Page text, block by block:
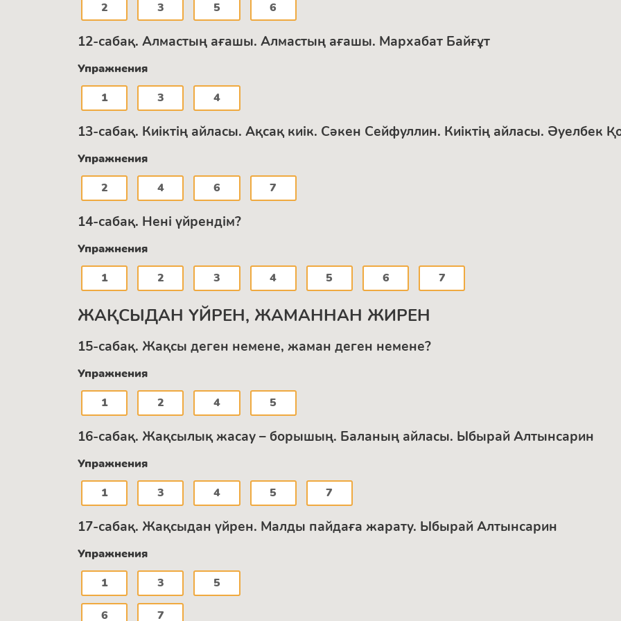
2
3 5 6
12-сабақ. Алмастың ағашы. Алмастың ағашы. Мархабат Байғұт
Упражнения
1
3 4
13-сабақ. Киіктің айласы. Ақсақ киік. Сәкен Сейфуллин. Киіктің айласы. Әуелбек
Упражнения
2
4 6 7
14-сабақ. Нені үйрендім?
Упражнения
1
2 3 4 5 6 7
ЖАҚСЫДАН ҮЙРЕН, ЖАМАННАН ЖИРЕН
15-сабақ. Жақсы деген немене, жаман деген немене?
Упражнения
1
2 4 5
16-сабақ. Жақсылық жасау – борышың. Баланың айласы. Ыбырай Алтынсарин
Упражнения
1
3 4 5 7
17-сабақ. Жақсыдан үйрен. Малды пайдаға жарату. Ыбырай Алтынсарин
Упражнения
1
3 5
6 7